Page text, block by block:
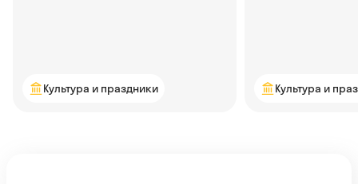
Культура и праздники Культура и